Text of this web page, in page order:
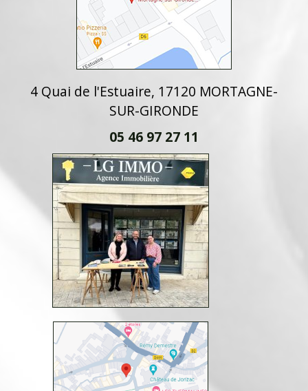
4 Quai de l'Estuaire, 17120 MORTAGNE-
SUR-GIRONDE
05 46 97 27 11